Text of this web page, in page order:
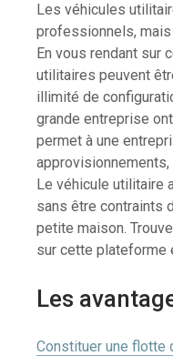
Les véhicules
professionnels,
En vous rendant sur
utilitaires peuvent
illimité de
grande entreprise
permet à une
Le véhicule utilitaire
sans être contraints
petite maison.
sur cette plateforme
Les
Constituer une flotte